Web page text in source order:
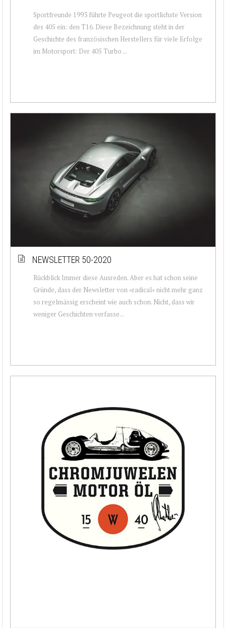
Sportfreunde 1993 führte Peugeot die sportlichste Version
des 405 ein: den T16. Diese Bezeichnung steht in der
Geschichte des französischen Herstellers für viele Erfolge
im Motorsport: Der 405 Turbo ...
NEWSLETTER 50-2020
Rückblick Immer diese Ausreden. Aber es hat schon seine
Gründe, dass der Newsletter von «radical» nicht mehr ganz
so regelmässig erscheint wie auch schon. Nicht, dass wir
weniger Geschichten verfasse...